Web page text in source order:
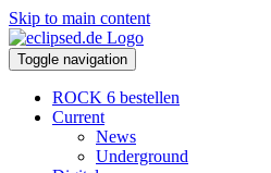
Skip to main content
Toggle navigation
ROCK 6 bestellen
Current
News
Underground